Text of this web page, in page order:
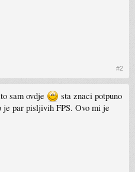
#2
sam ovdje
sta znaci potpuno
je par pisljivih FPS. Ovo mi je